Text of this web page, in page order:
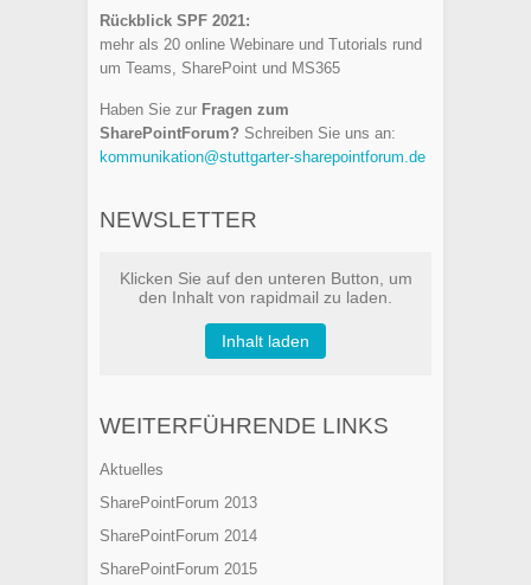
Rückblick SPF 2021:
mehr als 20 online Webinare und Tutorials rund
um Teams, SharePoint und MS365
Haben Sie zur Fragen zum
SharePointForum? Schreiben Sie uns an:
kommunikation@stuttgarter-sharepointforum.de
NEWSLETTER
Klicken Sie auf den unteren Button, um
den Inhalt von rapidmail zu laden.
Inhalt laden
WEITERFÜHRENDE LINKS
Aktuelles
SharePointForum 2013
SharePointForum 2014
SharePointForum 2015